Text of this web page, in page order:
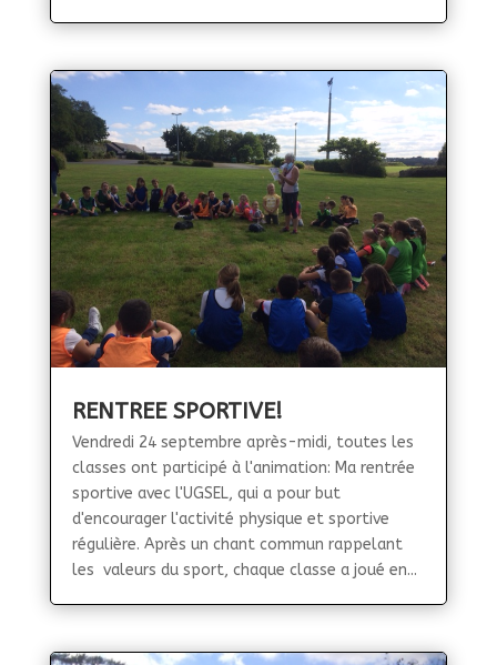
RENTREE SPORTIVE!
Vendredi 24 septembre après-midi, toutes les
classes ont participé à l'animation: Ma rentrée
sportive avec l'UGSEL, qui a pour but
d'encourager l'activité physique et sportive
régulière. Après un chant commun rappelant
les valeurs du sport, chaque classe a joué en...